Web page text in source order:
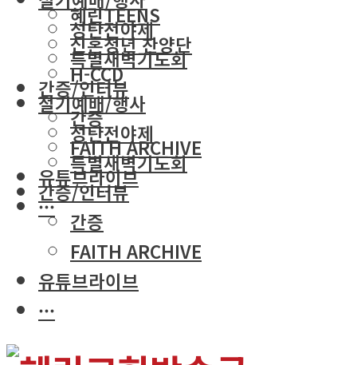
성탄전야제
특별새벽기도회
간증/인터뷰
간증
FAITH ARCHIVE
유튜브라이브
···
혜린TEENS
신혼청년 찬양단
H-CCD
절기예배/행사
성탄전야제
특별새벽기도회
간증/인터뷰
간증
FAITH ARCHIVE
유튜브라이브
···